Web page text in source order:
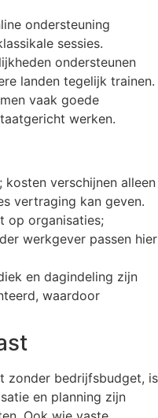
ondersteuning
sessies.
ondersteunen
landen tegelijk trainen.
vaak goede
werken.
kosten verschijnen alleen
vertraging kan geven.
op organisaties;
werkgever passen hier
en dagindeling zijn
waardoor
zonder bedrijfsbudget, is
en planning zijn